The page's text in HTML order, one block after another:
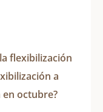
flexibilización
a
en octubre?